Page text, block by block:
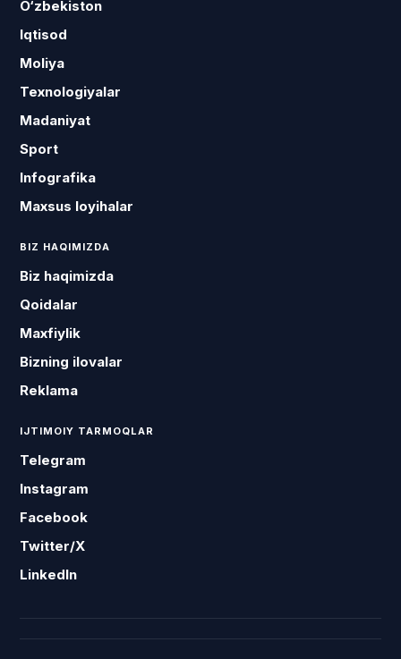
O‘zbekiston
Iqtisod
Moliya
Texnologiyalar
Madaniyat
Sport
Infografika
Maxsus loyihalar
BIZ HAQIMIZDA
Biz haqimizda
Qoidalar
Maxfiylik
Bizning ilovalar
Reklama
IJTIMOIY TARMOQLAR
Telegram
Instagram
Facebook
Twitter/X
LinkedIn